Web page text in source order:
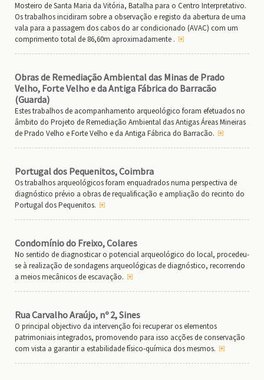
Mosteiro de Santa Maria da Vitória, Batalha para o Centro Interpretativo.
Os trabalhos incidiram sobre a observação e registo da abertura de uma
vala para a passagem dos cabos do ar condicionado (AVAC) com um
comprimento total de 86,60m aproximadamente .
Obras de Remediação Ambiental das Minas de Prado
Velho, Forte Velho e da Antiga Fábrica do Barracão
(Guarda)
Estes trabalhos de acompanhamento arqueológico foram efetuados no
âmbito do Projeto de Remediação Ambiental das Antigas Áreas Mineiras
de Prado Velho e Forte Velho e da Antiga Fábrica do Barracão.
Portugal dos Pequenitos, Coimbra
Os trabalhos arqueológicos foram enquadrados numa perspectiva de
diagnóstico prévio a obras de requalificação e ampliação do recinto do
Portugal dos Pequenitos.
Condomínio do Freixo, Colares
No sentido de diagnosticar o potencial arqueológico do local, procedeu-
se à realização de sondagens arqueológicas de diagnóstico, recorrendo
a meios mecânicos de escavação.
Rua Carvalho Araújo, nº 2, Sines
O principal objectivo da intervenção foi recuperar os elementos
patrimoniais integrados, promovendo para isso acções de conservação
com vista a garantir a estabilidade físico-química dos mesmos.